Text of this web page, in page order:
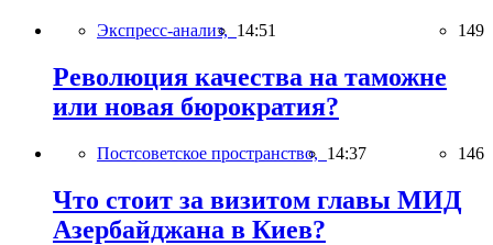
Экспресс-анализ, 14:51 149
Революция качества на таможне
или новая бюрократия?
Постсоветское пространство, 14:37 146
Что стоит за визитом главы МИД
Азербайджана в Киев?